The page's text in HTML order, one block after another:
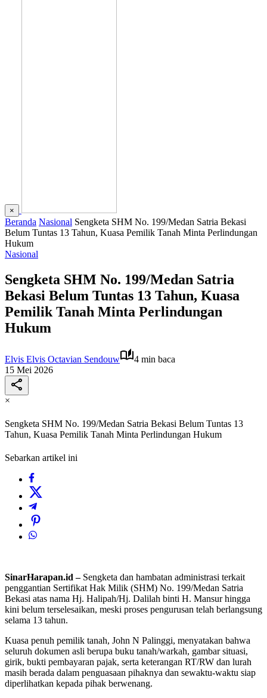
×
Beranda Nasional Sengketa SHM No. 199/Medan Satria Bekasi
Belum Tuntas 13 Tahun, Kuasa Pemilik Tanah Minta Perlindungan
Hukum
Nasional
Sengketa SHM No. 199/Medan Satria
Bekasi Belum Tuntas 13 Tahun, Kuasa
Pemilik Tanah Minta Perlindungan
Hukum
Elvis Elvis Octavian Sendouw
4 min baca
15 Mei 2026
×
Sengketa SHM No. 199/Medan Satria Bekasi Belum Tuntas 13
Tahun, Kuasa Pemilik Tanah Minta Perlindungan Hukum
Sebarkan artikel ini
SinarHarapan.id – Sengketa dan hambatan administrasi terkait
penggantian Sertifikat Hak Milik (SHM) No. 199/Medan Satria
Bekasi atas nama Hj. Halipah/Hj. Dalilah binti H. Mansur hingga
kini belum terselesaikan, meski proses pengurusan telah berlangsung
selama 13 tahun.
Kuasa penuh pemilik tanah, John N Palinggi, menyatakan bahwa
seluruh dokumen asli berupa buku tanah/warkah, gambar situasi,
girik, bukti pembayaran pajak, serta keterangan RT/RW dan lurah
masih berada dalam penguasaan pihaknya dan sewaktu-waktu siap
diperlihatkan kepada pihak berwenang.